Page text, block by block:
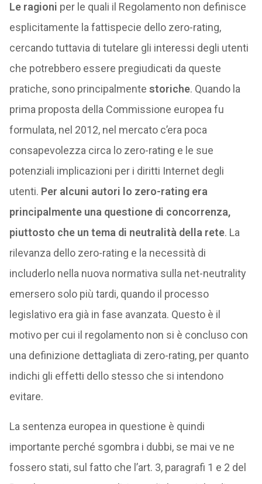
Le ragioni per le quali il Regolamento non definisce
esplicitamente la fattispecie dello zero-rating,
cercando tuttavia di tutelare gli interessi degli utenti
che potrebbero essere pregiudicati da queste
pratiche, sono principalmente storiche. Quando la
prima proposta della Commissione europea fu
formulata, nel 2012, nel mercato c’era poca
consapevolezza circa lo zero-rating e le sue
potenziali implicazioni per i diritti Internet degli
utenti. Per alcuni autori lo zero-rating era
principalmente una questione di concorrenza,
piuttosto che un tema di neutralità della rete. La
rilevanza dello zero-rating e la necessità di
includerlo nella nuova normativa sulla net-neutrality
emersero solo più tardi, quando il processo
legislativo era già in fase avanzata. Questo è il
motivo per cui il regolamento non si è concluso con
una definizione dettagliata di zero-rating, per quanto
indichi gli effetti dello stesso che si intendono
evitare.
La sentenza europea in questione è quindi
importante perché sgombra i dubbi, se mai ve ne
fossero stati, sul fatto che l’art. 3, paragrafi 1 e 2 del